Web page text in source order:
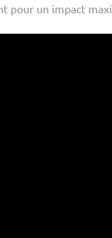
pour un impact